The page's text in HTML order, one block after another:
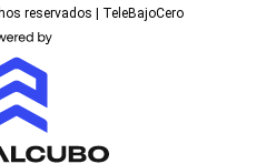
reservados | TeleBajoCero